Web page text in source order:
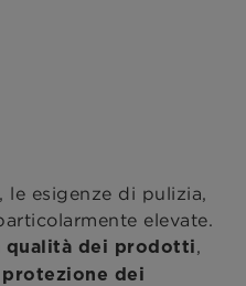
le esigenze di pulizia,
elevate.
qualità dei prodotti,
dei